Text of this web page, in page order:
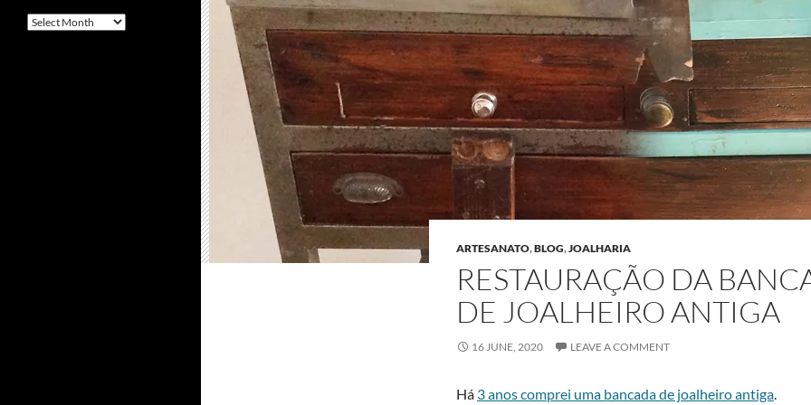
ARTESANATO,BLOG,JOALHARIA
RESTAURAÇÃO DA
DE JOALHEIRO ANTIGA
16 JUNE, 2020 LEAVE A COMMENT
Há 3 anos comprei uma bancada de joalheiro antiga.
Arquivo